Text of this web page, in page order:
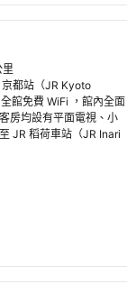
里
都站（JR Kyoto
館免費 WiFi ，館內全面
房均設有平面電視、小
JR 稻荷車站（JR Inari